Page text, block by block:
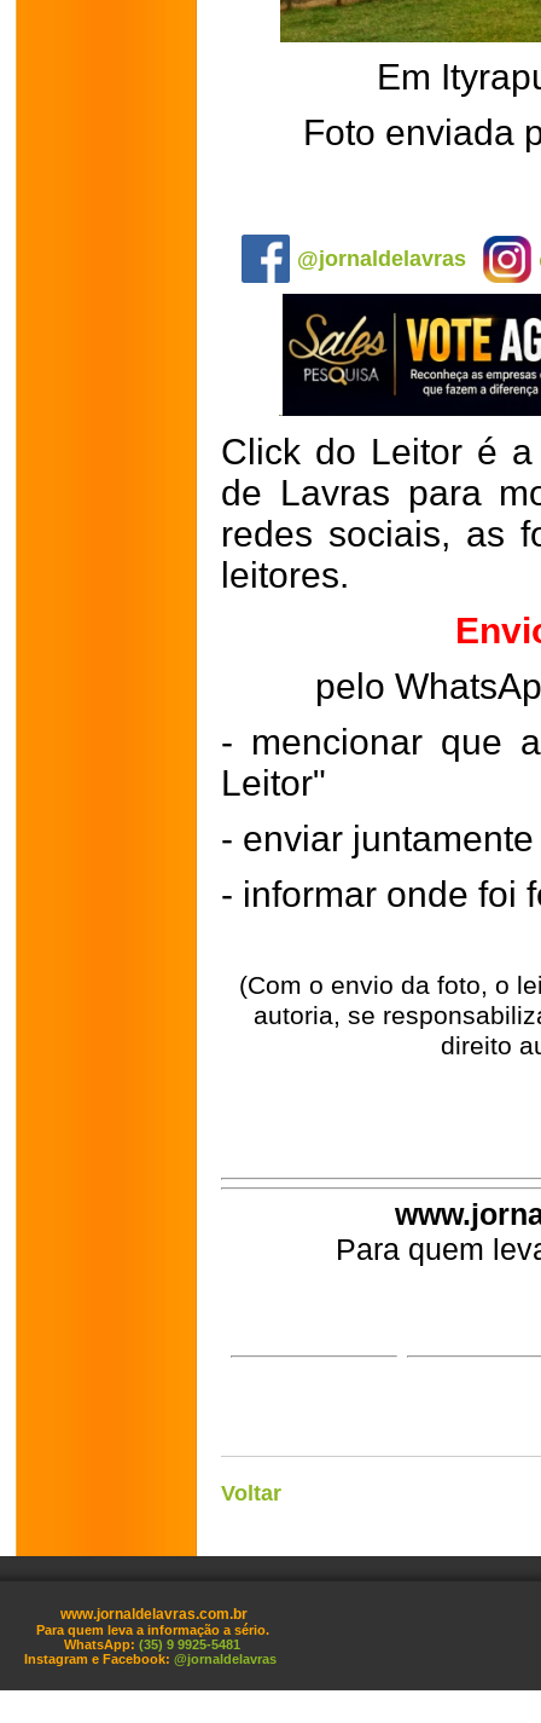
Em
Foto enviada
@jornaldelavras
Click do Leitor é
de Lavras para
redes sociais, as
leitores.
pelo
- mencionar que
Leitor"
- enviar
- informar onde foi
(Com o envio da foto, o
autoria, se
direito
Para quem
Voltar
www.jornaldelavras.com.br
Para quem leva a informação a sério.
WhatsApp: (35) 9 9925-5481
Instagram e Facebook: @jornaldelavras